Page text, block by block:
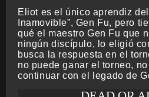
Eliot es el único aprendiz
Inamovible”, Gen Fu, pero
qué el maestro Gen Fu que
ningún discípulo, lo eligió
busca la respuesta en el
no puede ganar el torneo,
continuar con el legado de